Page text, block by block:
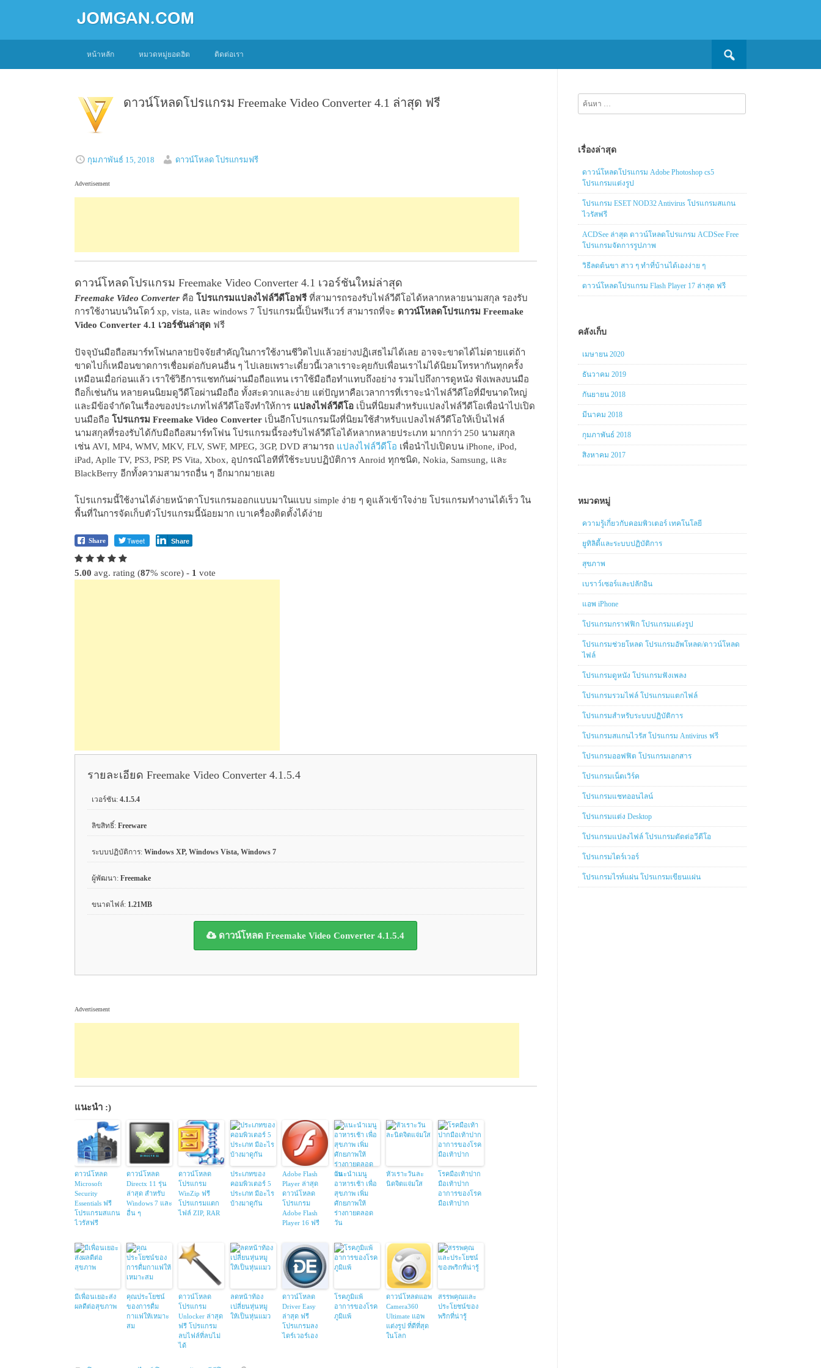
SKIP
หน้าหลัก หมวดหมู่ยอดฮิต ติดต่อเรา
ดาวน์โหลดโปรแกรม Freemake Video Converter 4.1 ล่าสุด ฟรี
กุมภาพันธ์ 15, 2018 ดาวน์โหลด โปรแกรมฟรี
Advertisement
ดาวน์โหลดโปรแกรม Freemake Video Converter 4.1 เวอร์ชันใหม่ล่าสุด
Freemake Video Converter คือ โปรแกรมแปลงไฟล์วีดีโอฟรีที่สามารถรองรับไฟล์วีดีโอได้หลากหลายนามสกุล รองรับ
การใช้งานบนวินโดว์ xp, vista, และ windows 7 โปรแกรมนี้เป็นฟรีแวร์ สามารถที่จะ ดาวน์โหลดโปรแกรม Freemake
Video Converter 4.1 เวอร์ชันล่าสุด ฟรี
ปัจจุบันมือถือสมาร์ทโฟนกลายปัจจัยสำคัญในการใช้งานชีวิตไปแล้วอย่างปฏิเสธไม่ได้เลย อาจจะขาดได้ไม่ตายแต่ถ้า
ขาดไปก็เหมือนขาดการเชื่อมต่อกับคนอื่น ๆ ไปเลยเพราะเดี๋ยวนี้เวลาเราจะคุยกับเพื่อนเราไม่ได้นิยมโทรหากันทุกครั้ง
เหมือนเมื่อก่อนแล้ว เราใช้วิธีการแชทกันผ่านมือถือแทน เราใช้มือถือทำแทบถึงอย่าง รวมไปถึงการดูหนัง ฟังเพลงบนมือ
ถือก็เช่นกัน หลายคนนิยมดูวีดีโอผ่านมือถือ ทั้งสะดวกและง่าย แต่ปัญหาคือเวลาการที่เราจะนำไฟล์วีดีโอที่มีขนาดใหญ่
และมีข้อจำกัดในเรื่องของประเภทไฟล์วีดีโอจึงทำให้การ แปลงไฟล์วีดีโอ เป็นที่นิยมสำหรับแปลงไฟล์วีดีโอเพื่อนำไปเปิด
บนมือถือ โปรแกรม Freemake Video Converter เป็นอีกโปรแกรมนึงที่นิยมใช้สำหรับแปลงไฟล์วีดีโอให้เป็นไฟล์
นามสกุลที่รองรับได้กับมือถือสมาร์ทโฟน โปรแกรมนี้รองรับไฟล์วีดีโอได้หลากหลายประเภท มากกว่า 250 นามสกุล
เช่น AVI, MP4, WMV, MKV, FLV, SWF, MPEG, 3GP, DVD สามารถ แปลงไฟล์วีดีโอ เพื่อนำไปเปิดบน iPhone, iPod,
iPad, Aplle TV, PS3, PSP, PS Vita, Xbox, อุปกรณ์ไอทีที่ใช้ระบบปฏิบัติการ Anroid ทุกชนิด, Nokia, Samsung, และ
BlackBerry อีกทั้งความสามารถอื่น ๆ อีกมากมายเลย
โปรแกรมนี้ใช้งานได้ง่ายหน้าตาโปรแกรมออกแบบมาในแบบ simple ง่าย ๆ ดูแล้วเข้าใจง่าย โปรแกรมทำงานได้เร็ว ใน
พื้นที่ในการจัดเก็บตัวโปรแกรมนี้น้อยมาก เบาเครื่องติดตั้งได้ง่าย
Share Tweet Share
5.00 avg. rating (87% score) - 1 vote
รายละเอียด Freemake Video Converter 4.1.5.4
เวอร์ชัน: 4.1.5.4
ลิขสิทธิ์: Freeware
ระบบปฏิบัติการ: Windows XP, Windows Vista, Windows 7
ผู้พัฒนา: Freemake
ขนาดไฟล์: 1.21MB
ดาวน์โหลด Freemake Video Converter 4.1.5.4
Advertisement
แนะนำ :)
ดาวน์โหลด
Microsoft
Security
Essentials ฟรี
โปรแกรมสแกน
ไวรัสฟรี
ดาวน์โหลด
Directx 11 รุ่น
ล่าสุด สำหรับ
Windows 7 และ
อื่น ๆ
ดาวน์โหลด
โปรแกรม
WinZip ฟรี
โปรแกรมแตก
ไฟล์ ZIP, RAR
ประเภทของ
คอมพิวเตอร์ 5
ประเภท มีอะไร
บ้างมาดูกัน
Adobe Flash
Player ล่าสุด
ดาวน์โหลด
โปรแกรม
Adobe Flash
Player 16 ฟรี
แนะนำเมนู
อาหารเช้า เพื่อ
สุขภาพ เพิ่ม
ศักยภาพให้
ร่างกายตลอด
วัน
หัวเราะวันละ
นิดจิตแจ่มใส
โรคมือเท้าปาก
มือเท้าปาก
อาการของโรค
มือเท้าปาก
มีเพื่อนเยอะส่ง
ผลดีต่อสุขภาพ
คุณประโยชน์
ของการดื่ม
กาแฟให้เหมาะ
สม
ดาวน์โหลด
โปรแกรม
Unlocker ล่าสุด
ฟรี โปรแกรม
ลบไฟล์ที่ลบไม่
ได้
ลดหน้าท้อง
เปลี่ยนหุ่นหมู
ให้เป็นหุ่นแมว
ดาวน์โหลด
Driver Easy
ล่าสุด ฟรี
โปรแกรมลง
ไดร์เวอร์เอง
โรคภูมิแพ้
อาการของโรค
ภูมิแพ้
ดาวน์โหลดแอพ
Camera360
Ultimate แอพ
แต่งรูป ที่ดีที่สุด
ในโลก
สรรพคุณและ
ประโยชน์ของ
พริกที่น่ารู้
ค้นหา
เรื่องล่าสุด
ดาวน์โหลดโปรแกรม Adobe Photoshop cs5
โปรแกรมแต่งรูป
โปรแกรม ESET NOD32 Antivirus โปรแกรมสแกน
ไวรัสฟรี
ACDSee ล่าสุด ดาวน์โหลดโปรแกรม ACDSee Free
โปรแกรมจัดการรูปภาพ
วิธีลดต้นขา สาว ๆ ทำที่บ้านได้เองง่าย ๆ
ดาวน์โหลดโปรแกรม Flash Player 17 ล่าสุด ฟรี
คลังเก็บ
เมษายน 2020
ธันวาคม 2019
กันยายน 2018
มีนาคม 2018
กุมภาพันธ์ 2018
สิงหาคม 2017
หมวดหมู่
ความรู้เกี่ยวกับคอมพิวเตอร์ เทคโนโลยี
ยูทิลิตี้และระบบปฏิบัติการ
สุขภาพ
เบราว์เซอร์และปลักอิน
แอพ iPhone
โปรแกรมกราฟฟิก โปรแกรมแต่งรูป
โปรแกรมช่วยโหลด โปรแกรมอัพโหลด/ดาวน์โหลด
ไฟล์
โปรแกรมดูหนัง โปรแกรมฟังเพลง
โปรแกรมรวมไฟล์ โปรแกรมแตกไฟล์
โปรแกรมสำหรับระบบปฏิบัติการ
โปรแกรมสแกนไวรัส โปรแกรม Antivirus ฟรี
โปรแกรมออฟฟิต โปรแกรมเอกสาร
โปรแกรมเน็ตเวิร์ค
โปรแกรมแชทออนไลน์
โปรแกรมแต่ง Desktop
โปรแกรมแปลงไฟล์ โปรแกรมตัดต่อวีดีโอ
โปรแกรมไดร์เวอร์
โปรแกรมไรท์แผ่น โปรแกรมเขียนแผ่น